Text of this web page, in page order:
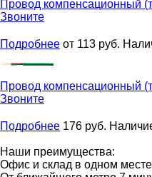
Провод компенсационный
Звоните
Подробнее от 113 руб.
Провод компенсационный
Звоните
Подробнее 176 руб.
Наши преимущества:
Офис и склад в одном